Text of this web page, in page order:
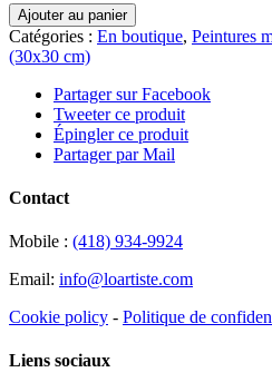
quantité
de
Le
mystère
origines
Ajouter au panier
Catégories : En boutique, Peintures
(30x30 cm)
Partager sur Facebook
Tweeter ce produit
Épingler ce produit
Partager par Mail
Contact
Mobile : (418) 934-9924
Email: info@loartiste.com
Cookie policy - Politique de
Liens sociaux